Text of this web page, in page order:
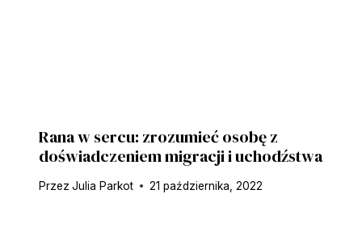
Rana w sercu: zrozumieć osobę z
doświadczeniem migracji i uchodźstwa
Przez Julia Parkot 21 października, 2022